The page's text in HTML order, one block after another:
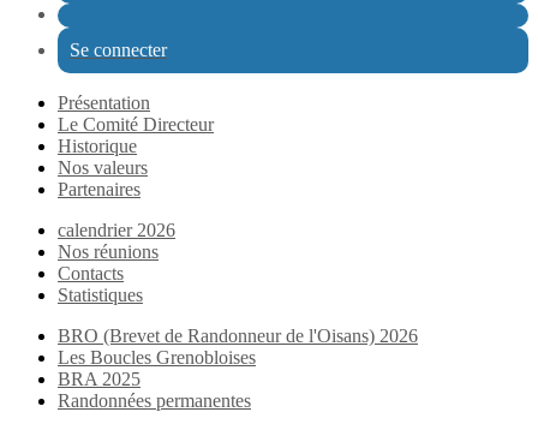
Se connecter
Présentation
Le Comité Directeur
Historique
Nos valeurs
Partenaires
calendrier 2026
Nos réunions
Contacts
Statistiques
BRO (Brevet de Randonneur de l'Oisans) 2026
Les Boucles Grenobloises
BRA 2025
Randonnées permanentes